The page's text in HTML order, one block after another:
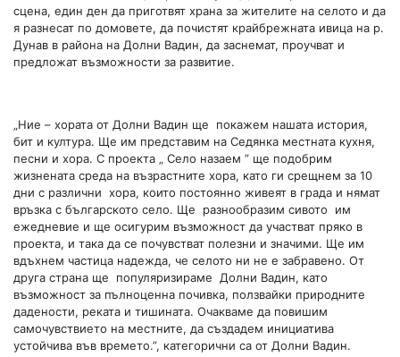
сцена, един ден да приготвят храна за жителите на селото и да
я разнесат по домовете, да почистят крайбрежната ивица на р.
Дунав в района на Долни Вадин, да заснемат, проучват и
предложат възможности за развитие.
„Ние – хората от Долни Вадин ще покажем нашата история,
бит и култура. Ще им представим на Седянка местната кухня,
песни и хора. С проекта „ Село назаем ” ще подобрим
жизнената среда на възрастните хора, като ги срещнем за 10
дни с различни хора, които постоянно живеят в града и нямат
връзка с българското село. Ще разнообразим сивото им
ежедневие и ще осигурим възможност да участват пряко в
проекта, и така да се почувстват полезни и значими. Ще им
вдъхнем частица надежда, че селото ни не е забравено. От
друга страна ще популяризираме Долни Вадин, като
възможност за пълноценна почивка, ползвайки природните
дадености, реката и тишината. Очакваме да повишим
самочувствието на местните, да създадем инициатива
устойчива във времето.”, категорични са от Долни Вадин.